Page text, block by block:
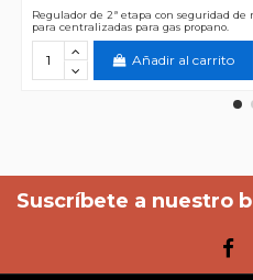
Regulador de 2ª etapa con seguridad
para centralizadas para gas propano.
Añadir al carrito
Suscríbete a nuestro